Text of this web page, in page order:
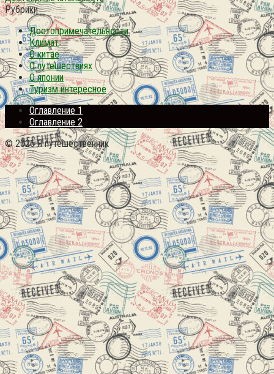
Рубрики
Достопримечательности
Климат
О китае
О путешествиях
О японии
Туризм интересное
Оглавление 1
Оглавление 2
© 2026 Я путешественник